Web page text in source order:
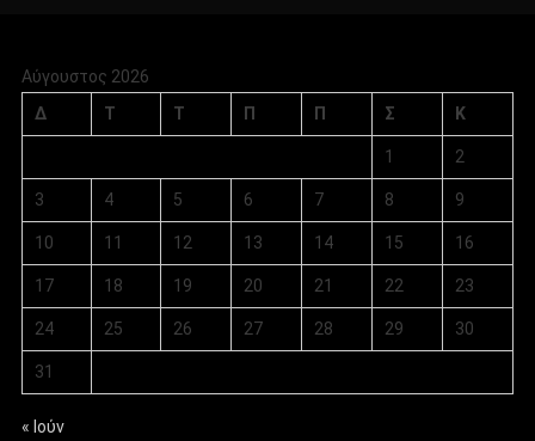
Αύγουστος 2026
Δ
Τ Τ Π Π Σ Κ
1 2
3 4 5 6 7 8 9
10 11 12 13 14 15 16
17 18 19 20 21 22 23
24 25 26 27 28 29 30
31
« Ιούν